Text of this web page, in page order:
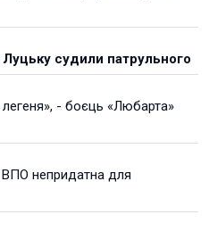
судили патрульного
- боєць «Любарта»
ВПО непридатна для